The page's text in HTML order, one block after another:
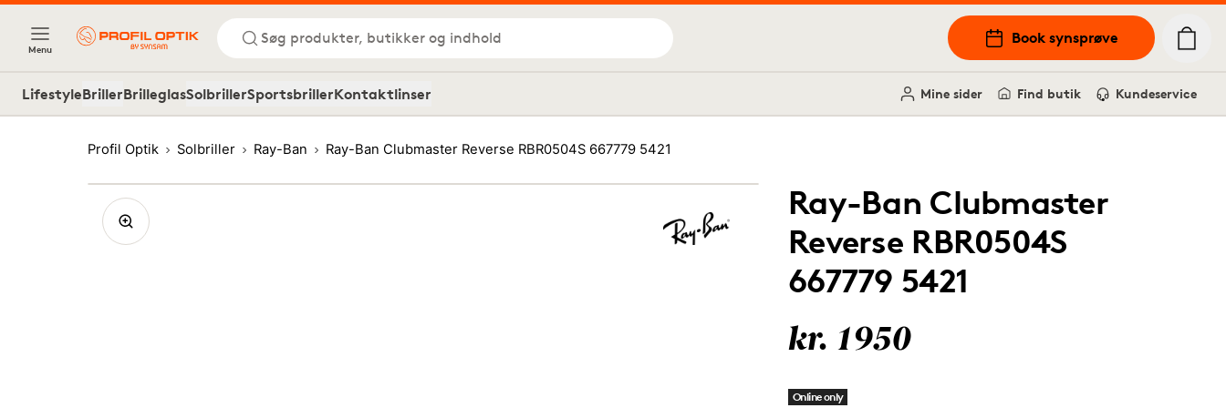
Menu
Søg produkter, butikker og indhold Book synsprøve
LifestyleBrillerBrilleglasSolbrillerSportsbrillerKontaktlinser Mine sider Find butik Kundeservice
Profil Optik Solbriller Ray-Ban Ray-Ban Clubmaster Reverse RBR0504S 667779 5421
Ray-Ban Clubmaster
Reverse RBR0504S
667779 5421
kr. 1950
Online only